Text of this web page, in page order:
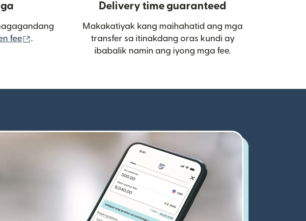
fee (bubukas sa bagong window)
.
Delivery time guaranteed
Makakatiyak kang maihahatid ang mga
transfer sa itinakdang oras kundi ay
ibabalik namin ang iyong mga fee.